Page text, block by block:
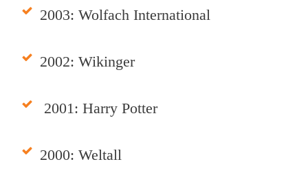
2003: Wolfach International
2002: Wikinger
2001: Harry Potter
2000: Weltall